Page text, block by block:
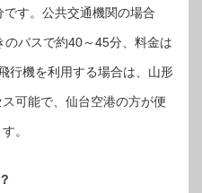
す。公共交通機関の場合
バスで約40～45分、料金は
行機を利用する場合は、山形
可能で、仙台空港の方が便
。